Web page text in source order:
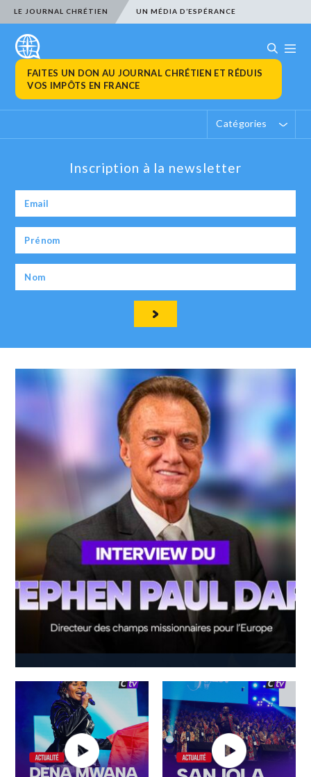
LE JOURNAL CHRÉTIEN UN MÉDIA D’ESPÉRANCE
FAITES UN DON AU JOURNAL CHRÉTIEN ET RÉDUIS
VOS IMPÔTS EN FRANCE
Catégories
Inscription à la newsletter